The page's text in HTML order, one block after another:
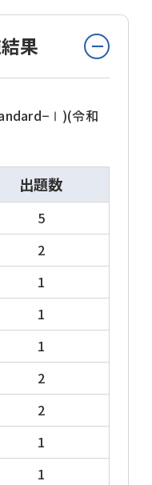
は、毎年必ずし
んし、都道府
統一の実施日
試験という区
い都道府県[大卒]
門試験はなく、
験と適性試験を
行う市、教養
どがあります。
にSPIや
を導入する市が
果
令和
出題数
5
2
1
1
1
2
2
1
1